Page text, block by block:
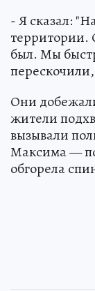
- Я сказал:
территории.
был. Мы
Они
жители
вызывали
Максима —
обгорела